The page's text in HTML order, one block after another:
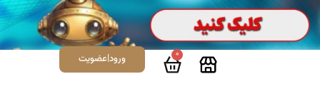
0 ورود|عضویت